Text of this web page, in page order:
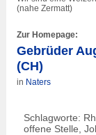
(nahe Zermatt)
Zur Homepage:
Gebrüder
(CH)
in Naters
Schlagworte:
offene Stelle,